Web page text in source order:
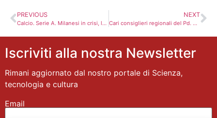
PREVIOUS
Calcio. Serie A. Milanesi in crisi, la Juve sorride
NEXT
Cari consiglieri regionali del Pd. LA LETTERA
Iscriviti alla nostra Newsletter
Rimani aggiornato dal nostro portale di Scienza,
tecnologia e cultura
Email